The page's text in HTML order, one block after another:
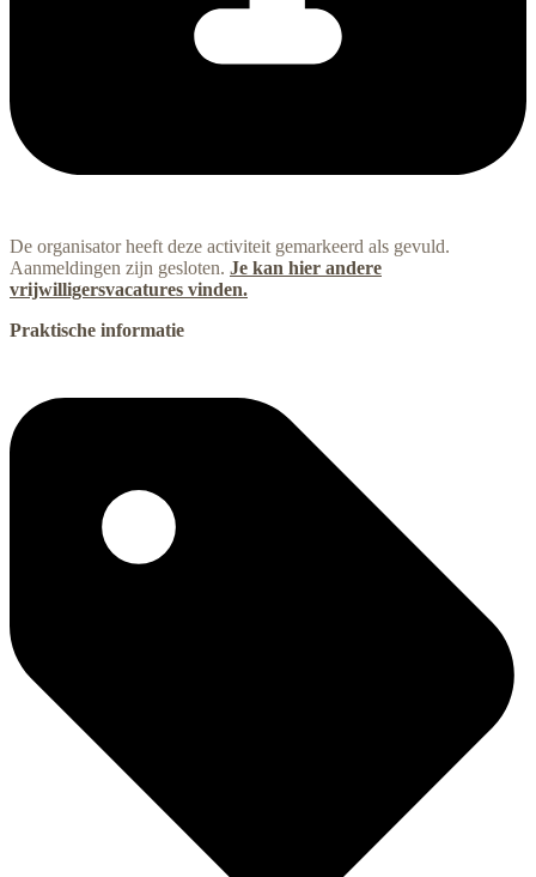
De organisator heeft deze activiteit gemarkeerd als gevuld.
Aanmeldingen zijn gesloten. Je kan hier andere
vrijwilligersvacatures vinden.
Praktische informatie